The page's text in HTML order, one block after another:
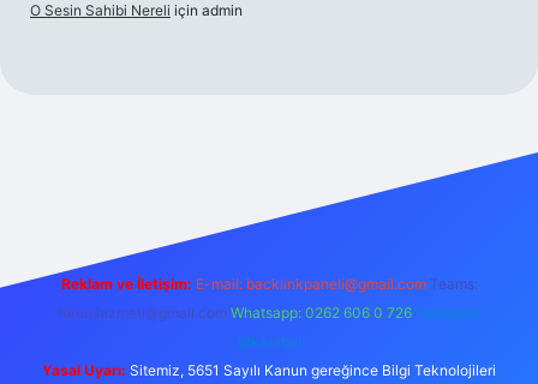
O Sesin Sahibi Nereli için admin
Reklam ve İletişim: E-mail: backlinkpaneli@gmail.com Teams:
forumhizmeti@gmail.com Whatsapp: 0262 606 0 726 Telegram:
@karabul
Yasal Uyarı: Sitemiz, 5651 Sayılı Kanun gereğince Bilgi Teknolojileri